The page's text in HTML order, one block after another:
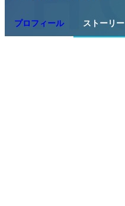
プロフィール ストーリー